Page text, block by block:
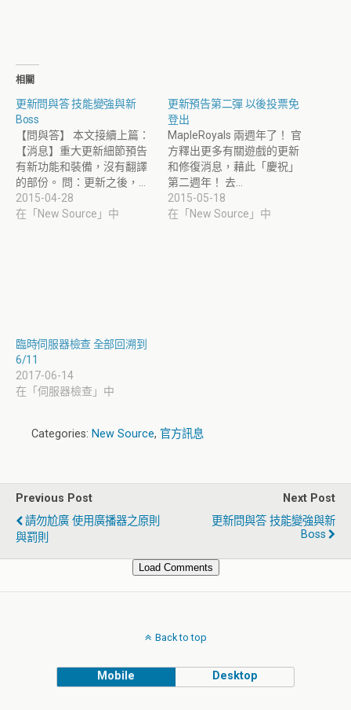
相關
更新問與答 技能變強與新
Boss
【問與答】 本文接續上篇：
【消息】重大更新細節預告
有新功能和裝備，沒有翻譯
的部份。 問：更新之後，…
2015-04-28
在「New Source」中
更新預告第二彈 以後投票免
登出
MapleRoyals 兩週年了！ 官
方釋出更多有關遊戲的更新
和修復消息，藉此「慶祝」
第二週年！ 去…
2015-05-18
在「New Source」中
臨時伺服器檢查 全部回溯到
6/11
2017-06-14
在「伺服器檢查」中
Categories: New Source, 官方訊息
Previous Post
請勿尬廣 使用廣播器之原則
與罰則
Next Post
更新問與答 技能變強與新
Boss
Load Comments
Back to top
Mobile Desktop